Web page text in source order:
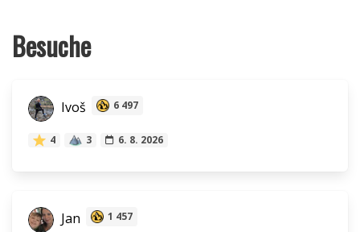
Besuche
Ivoš 6 497
4 3 6. 8. 2026
Jan 1 457